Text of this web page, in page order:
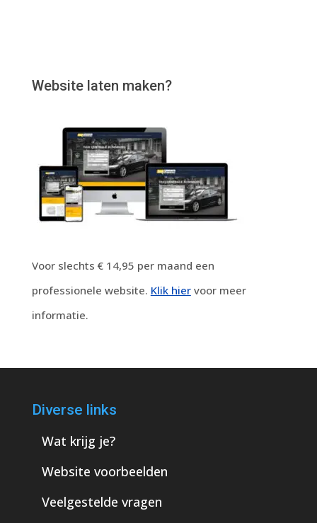
Website laten maken?
Voor slechts € 14,95 per maand een
professionele website. Klik hiervoor meer
informatie.
Diverse links
Wat krijg je?
Website voorbeelden
Veelgestelde vragen